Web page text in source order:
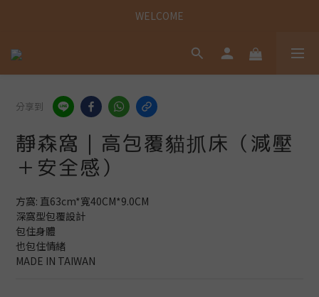
歡迎光臨古德狗寵物用品專賣店
WELCOME
歡迎光臨古德狗寵物用品專賣店
分享到
靜森窩｜高包覆貓抓床（減壓
＋安全感）
方窩: 直63cm*寬40CM*9.0CM
深窩型包覆設計
包住身體
也包住情緒
MADE IN TAIWAN